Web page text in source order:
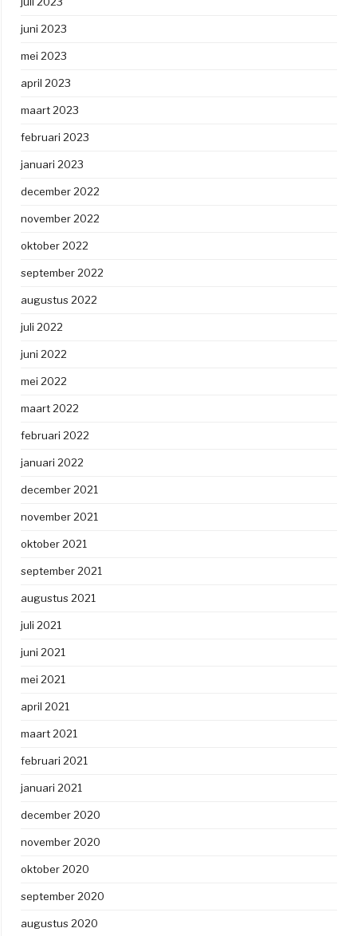
juni 2023
mei 2023
april 2023
maart 2023
februari 2023
januari 2023
december 2022
november 2022
oktober 2022
september 2022
augustus 2022
juli 2022
juni 2022
mei 2022
maart 2022
februari 2022
januari 2022
december 2021
november 2021
oktober 2021
september 2021
augustus 2021
juli 2021
juni 2021
mei 2021
april 2021
maart 2021
februari 2021
januari 2021
december 2020
november 2020
oktober 2020
september 2020
augustus 2020